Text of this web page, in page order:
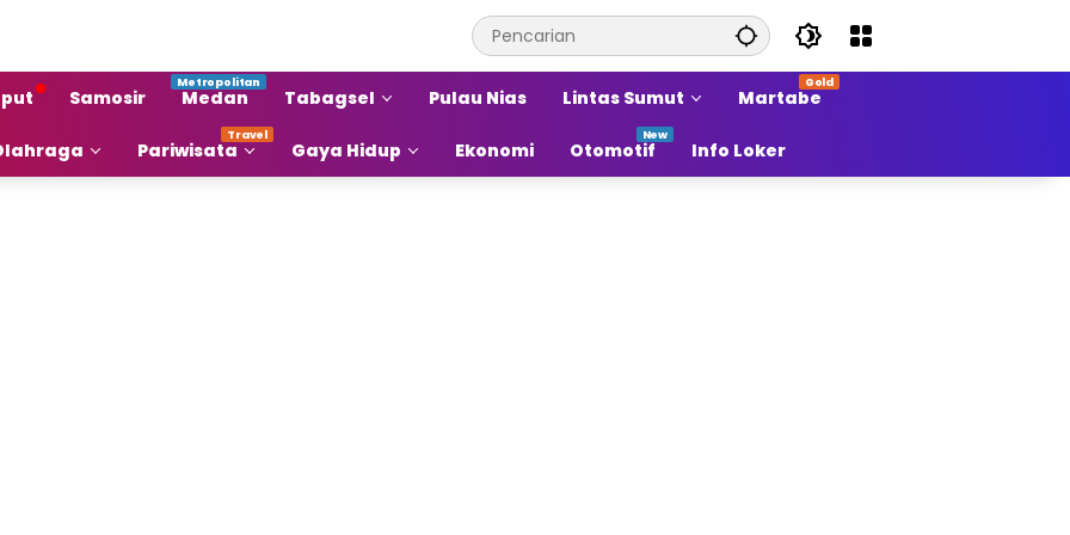
Samosir Medan Tabagsel Pulau Nias Lintas Sumut Martabe
Pariwisata Gaya Hidup Ekonomi Otomotif Info Loker